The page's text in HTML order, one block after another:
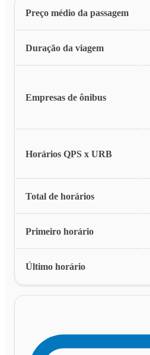
Preço médio da passagem
Duração da viagem
Empresas de ônibus
Horários QPS x URB
Total de horários
Primeiro horário
Último horário